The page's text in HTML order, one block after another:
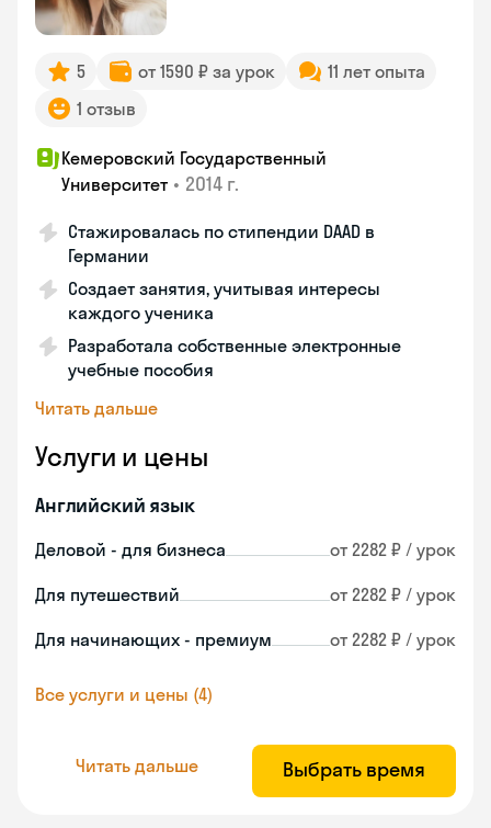
5 от 1590 ₽ за урок
11 лет опыта
1 отзыв
Кемеровский Государственный
Университет • 2014 г.
Стажировалась по стипендии DAAD в
Германии
Создает занятия, учитывая интересы
каждого ученика
Разработала собственные электронные
учебные пособия
Читать дальше
Услуги и цены
Английский язык
Деловой - для бизнеса от 2282 ₽ / урок
Для путешествий от 2282 ₽ / урок
Для начинающих - премиум от 2282 ₽ / урок
Все услуги и цены (4)
Читать дальше Выбрать время